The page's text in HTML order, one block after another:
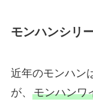
モンハンシリ
近年のモンハン
が、 モンハンワ